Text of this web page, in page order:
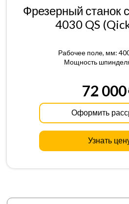
Фрезерный станок
4030 QS
Рабочее поле, мм:
Мощность
72 000
Оформить
Узнать